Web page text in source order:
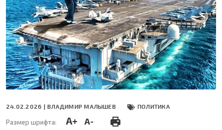
24.02.2026 | ВЛАДИМИР МАЛЫШЕВ ПОЛИТИКА
Размер шрифта: A+ A-